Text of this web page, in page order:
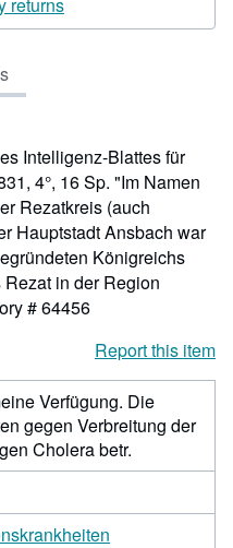
5
Intelligenz-Blattes für
4°, 16 Sp. "Im Namen
Rezatkreis (auch
Hauptstadt Ansbach war
Königreichs
in der Region
# 64456
Report this item
Verfügung. Die
gegen Verbreitung der
Cholera betr.